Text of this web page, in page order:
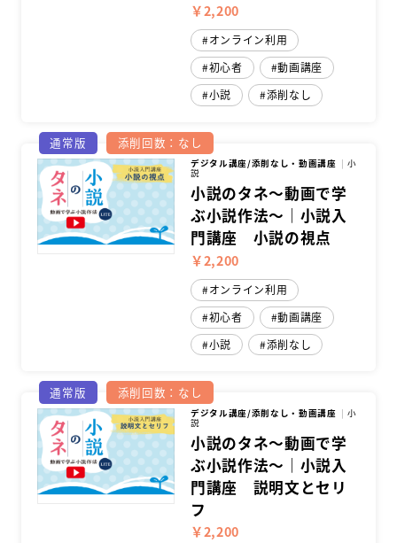
￥2,200
オンライン利用
初心者
動画講座
小説
添削なし
通常版 添削回数：なし
デジタル講座/添削なし・動画講座 小
説
小説のタネ～動画で学
ぶ小説作法～｜小説入
門講座 小説の視点
￥2,200
オンライン利用
初心者
動画講座
小説
添削なし
通常版 添削回数：なし
デジタル講座/添削なし・動画講座 小
説
小説のタネ～動画で学
ぶ小説作法～｜小説入
門講座 説明文とセリ
フ
￥2,200